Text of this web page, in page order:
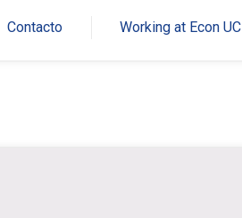
Contacto Working at Econ UC